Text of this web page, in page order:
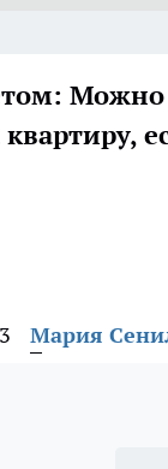
Можно
Мария